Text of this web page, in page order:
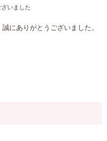
いました
にありがとうございました。